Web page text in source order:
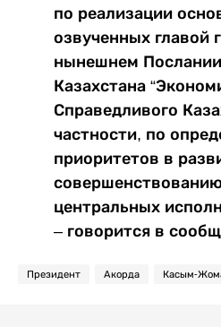
по реализации
озвученных главой
нынешнем
Казахстана
Справедливого
частности, по
приоритетов в
центральных
– говорится в
Президент Акорда Касым-